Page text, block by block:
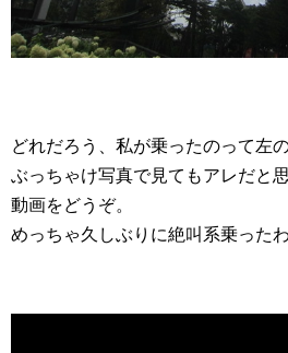
どれだろう、私が乗ったのって左
ぶっちゃけ写真で見てもアレだと
動画をどうぞ。
めっちゃ久しぶりに絶叫系乗ったわ